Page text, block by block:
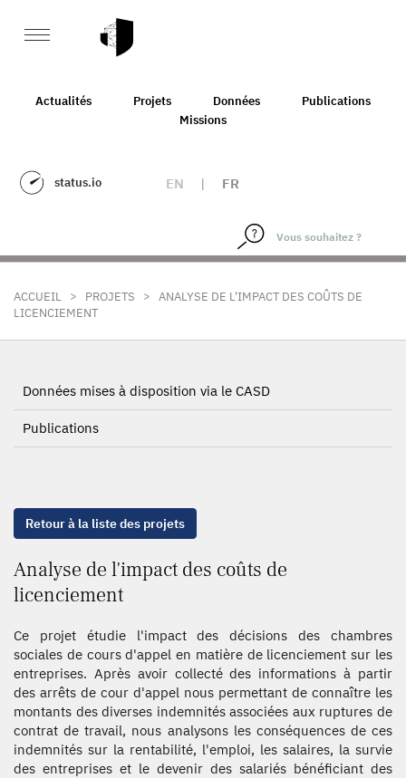
Actualités Projets Données
Publications
Missions
status.io EN | FR
ACCUEIL > PROJETS > ANALYSE DE L'IMPACT DES COÛTS DE
LICENCIEMENT
Données mises à disposition via le CASD
Publications
Retour à la liste des projets
Analyse de l'impact des coûts de
licenciement
Ce projet étudie l'impact des décisions des chambres
sociales de cours d'appel en matière de licenciement sur les
entreprises. Après avoir collecté des informations à partir
des arrêts de cour d'appel nous permettant de connaître les
montants des diverses indemnités associées aux ruptures de
contrat de travail, nous analysons les conséquences de ces
indemnités sur la rentabilité, l'emploi, les salaires, la survie
des entreprises et le devenir des salariés bénéficiant des